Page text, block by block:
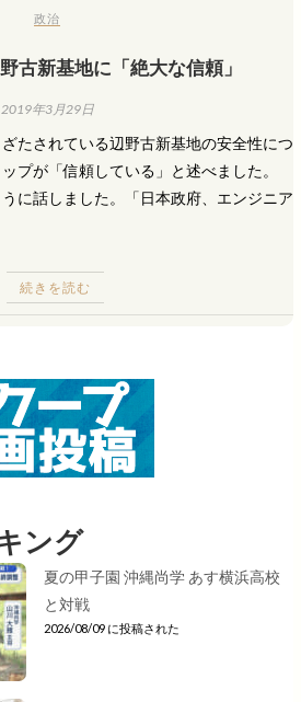
政治
古新基地に「絶大な信頼」
2019年3月29日
たされている辺野古新基地の安全性につ
プが「信頼している」と述べました。
に話しました。「日本政府、エンジニア
続きを読む
ング
夏の甲子園 沖縄尚学 あす横浜高校
と対戦
2026/08/09 に投稿された